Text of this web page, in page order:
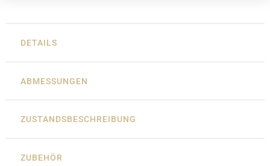
DETAILS
ABMESSUNGEN
ZUSTANDSBESCHREIBUNG
ZUBEHÖR